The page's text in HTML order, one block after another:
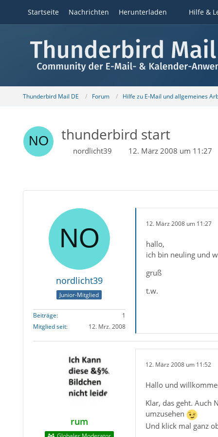
Startseite Nachrichten Herunterladen Hilfe &
Thunderbird Mail DE Forum Hilfe zu E-Mail und allgemeines
thunderbird start
nordlicht39 12. März 2008 um 11:27
nordlicht39
Junior-Mitglied
Beiträge
1
Mitglied seit
12. Mrz. 2008
12. März 2008 um 11:27
hallo,
ich bin neuling und
gruß
t.w.
rum
12. März 2008 um 11:52
Hallo und
Klar, das geht. Auch
umzusehen
Und klick mal ganz